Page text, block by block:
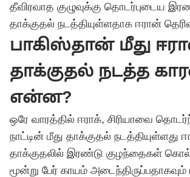
தீவிரவாத குழுவுக்கு தொடர்புடைய
தாக்குதல் நடத்தியுள்ளதாக ஈரான்
பாகிஸ்தான் மீது
தாக்குதல் நடத்த
என்ன?
ஒரே வாரத்தில் ஈராக், சிரியாவை
நாட்டின் மீது தாக்குதல் நடத்தியுள்ளது
தாக்குதலில் இரண்டு குழந்தைகள்
மூன்று பேர் காயம்